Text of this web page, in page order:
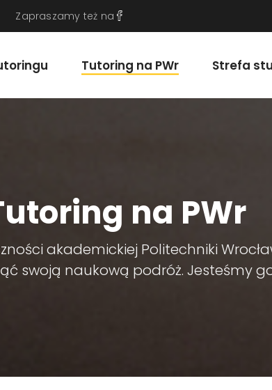
Zapraszamy też na
Tutoring na PWr Strefa
na PWr
akademickiej Politechniki
swoją naukową podróż. Jesteśmy